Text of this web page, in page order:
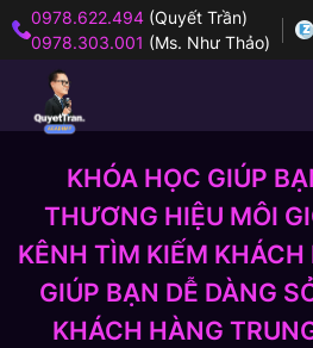
0978.622.494 (Quyết Trần)
0978.303.001 (Ms. Như Thảo)
KHÓA HỌC GIÚP
THƯƠNG HIỆU MÔI
KÊNH TÌM KIẾM
GIÚP BẠN DỄ DÀNG
KHÁCH HÀNG